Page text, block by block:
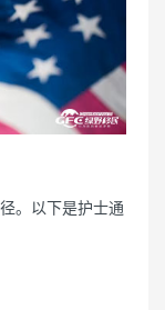
。以下是护士通